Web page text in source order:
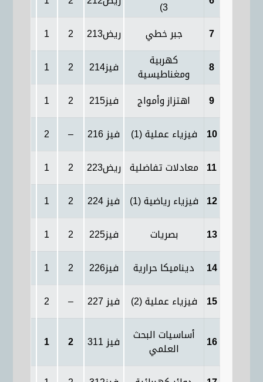
3)
1 2 ريض213 جبر خطي
7
1 2 فيز214 كهربية
ومغناطيسية
8
1 2 فيز215 اهتزاز وأمواج
9
2 – فيز 216 فيزياء عملية (1) 10
1 2 ريض223 معادلات تفاضلية 11
1 2 فيز 224 فيزياء رياضية (1) 12
1 2 فيز225 بصريات
13
1 2 فيز226 ديناميكا حرارية
14
2 – فيز 227 فيزياء عملية (2) 15
1 2 فيز 311 أساسيات البحث
العلمي 16